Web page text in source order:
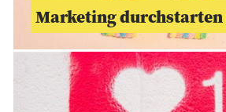
Marketing durchstarten